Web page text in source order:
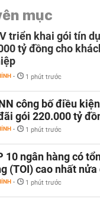
mục
triển khai gói tín
tỷ đồng cho
- 1 phút trước
công bố điều
gói 220.000 tỷ
- 1 phút trước
10 ngân hàng có
(TOI) cao nhất
- 1 phút trước